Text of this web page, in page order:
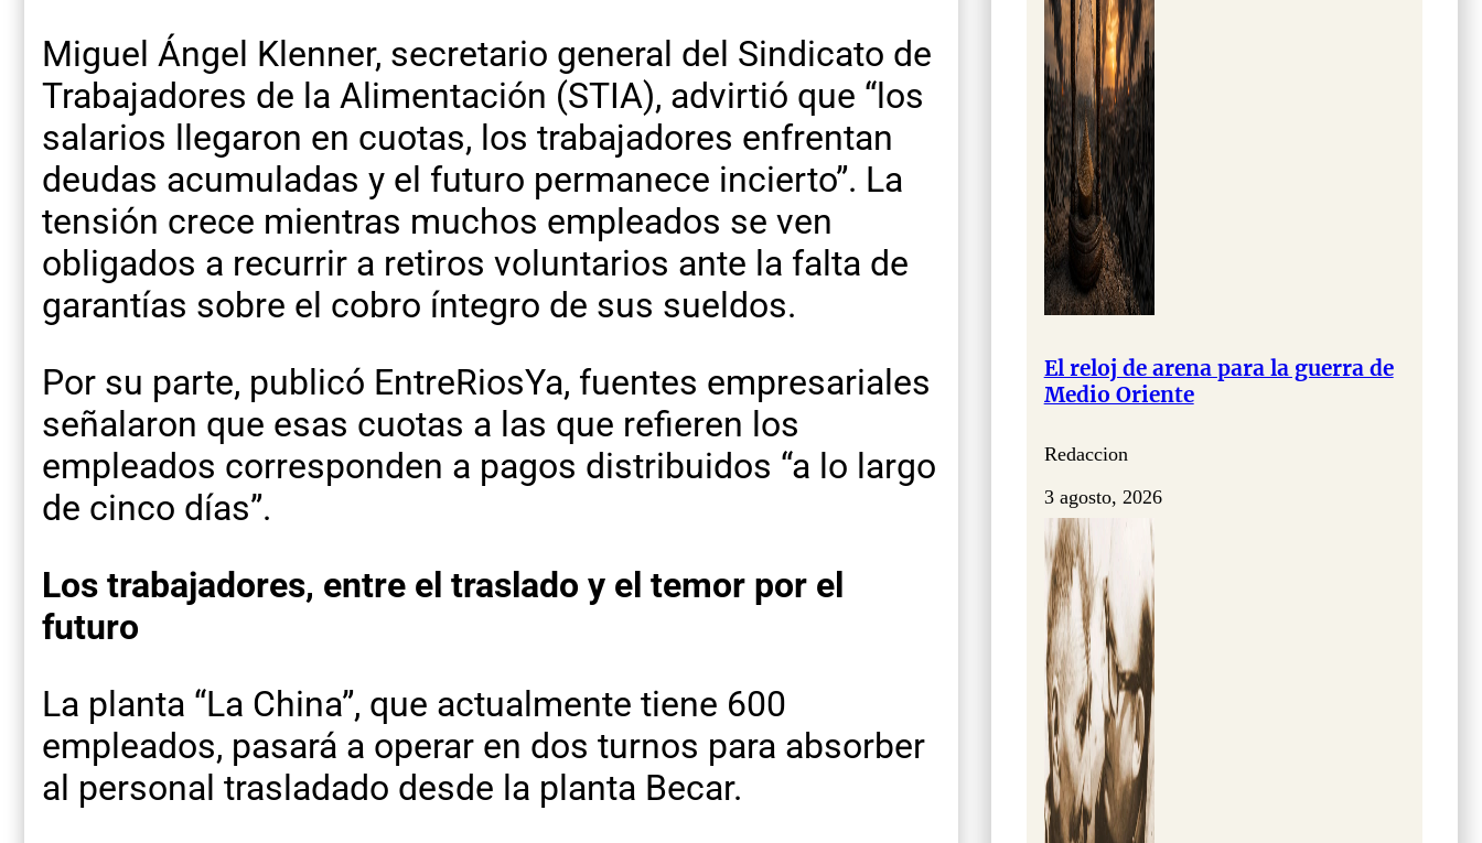
Miguel Ángel Klenner, secretario general del Sindicato de
Trabajadores de la Alimentación (STIA), advirtió que “los
salarios llegaron en cuotas, los trabajadores enfrentan
deudas acumuladas y el futuro permanece incierto”. La
tensión crece mientras muchos empleados se ven
obligados a recurrir a retiros voluntarios ante la falta de
garantías sobre el cobro íntegro de sus sueldos.
Por su parte, publicó EntreRiosYa, fuentes empresariales
señalaron que esas cuotas a las que refieren los
empleados corresponden a pagos distribuidos “a lo largo
de cinco días”.
Los trabajadores, entre el traslado y el temor por el
futuro
La planta “La China”, que actualmente tiene 600
empleados, pasará a operar en dos turnos para absorber
al personal trasladado desde la planta Becar.
El reloj de arena para la guerra de
Medio Oriente
Redaccion
3 agosto, 2026